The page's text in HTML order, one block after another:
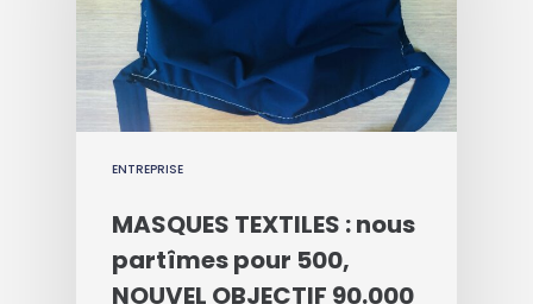
ENTREPRISE
MASQUES TEXTILES : nous
partîmes pour 500,
NOUVEL OBJECTIF 90.000